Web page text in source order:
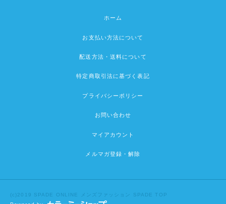
ホーム
お支払い方法について
配送方法・送料について
特定商取引法に基づく表記
プライバシーポリシー
お問い合わせ
マイアカウント
メルマガ登録・解除
(c)2019 SPADE ONLINE
メンズファッション SPADE TOP